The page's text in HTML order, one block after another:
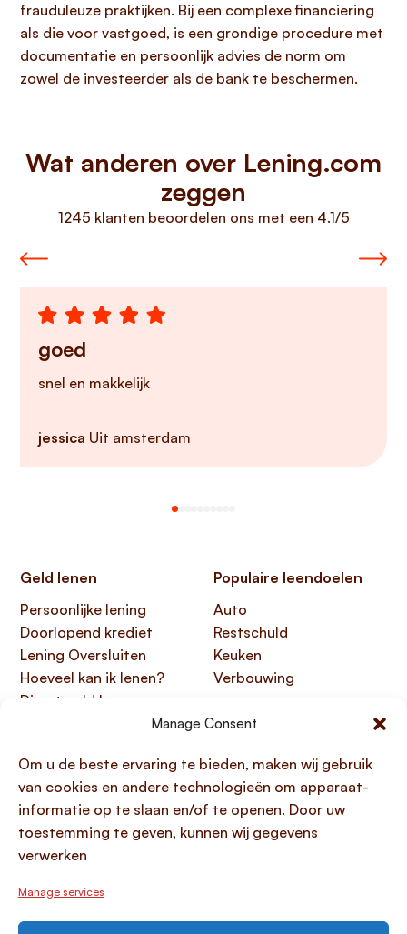
Manage Consent
Om u de beste ervaring te bieden, maken wij gebruik
van cookies en andere technologieën om apparaat-
informatie op te slaan en/of te openen. Door uw
toestemming te geven, kunnen wij gegevens
verwerken
Manage services
frauduleuze praktijken. Bij een complexe financiering
als die voor vastgoed, is een grondige procedure met
documentatie en persoonlijk advies de norm om
zowel de investeerder als de bank te beschermen.
Wat anderen over Lening.com
zeggen
1245 klanten beoordelen ons met een 4.1/5
goed
snel en makkelijk
jessica Uit amsterdam
Geld lenen
Persoonlijke lening
Doorlopend krediet
Lening Oversluiten
Hoeveel kan ik lenen?
Direct geld lenen
Populaire leendoelen
Auto
Restschuld
Keuken
Verbouwing
Over ons
Klantenservice
Kennisbank
HTML sitemap
Toegankelijkheidsverklaring
Papendorpseweg 99,
3528 BJ Utrecht
KvK 76100200
AFM 12047091